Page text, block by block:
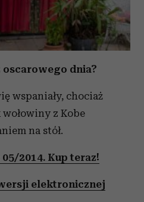
oscarowego dnia?
wspaniały, chociaż
wołowiny z Kobe
na stół.
2014. Kup teraz!
elektronicznej